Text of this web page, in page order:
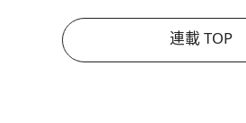
連載 TOP